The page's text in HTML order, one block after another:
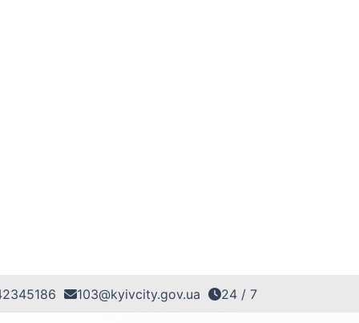
103@kyivcity.gov.ua 24 / 7